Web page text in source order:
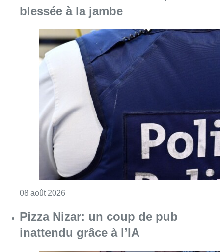
08 août 2026 Consulter l'article "Coups de feu sur fond
Pizza Nizar: un coup de pub
inattendu grâce à l’IA